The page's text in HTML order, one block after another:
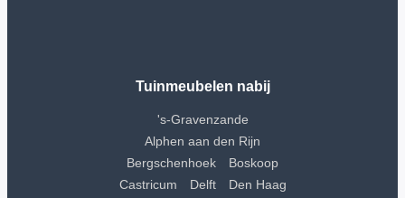
Tuinmeubelen nabij
's-Gravenzande
Alphen aan den Rijn
Bergschenhoek
Boskoop
Castricum
Delft
Den Haag